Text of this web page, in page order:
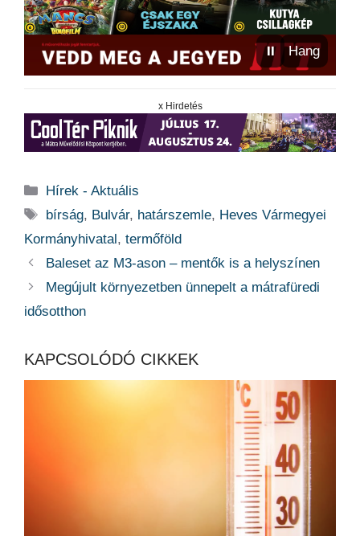
⏸ Hang
x Hirdetés
Kategória
Hírek - Aktuális
Címkék
bírság, Bulvár, határszemle, Heves Vármegyei
Kormányhivatal, termőföld
Baleset az M3-ason – mentők is a helyszínen
Megújult környezetben ünnepelt a mátrafüredi
idősotthon
KAPCSOLÓDÓ CIKKEK